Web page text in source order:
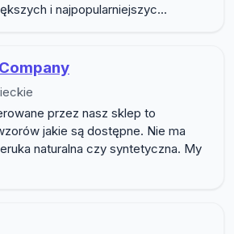
i najpopularniejszyc...
przez nasz sklep to
jakie są dostępne. Nie ma
naturalna czy syntetyczna. My